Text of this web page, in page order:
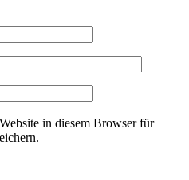
in diesem Browser für